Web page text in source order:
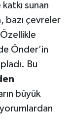
sunan
bazı çevreler
Önder’in
Bu
büyük